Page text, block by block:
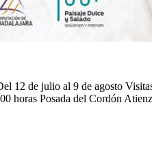
12 de julio al 9 de agosto
horas Posada del Cordón